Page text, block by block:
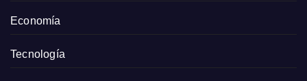
Economía
Tecnología